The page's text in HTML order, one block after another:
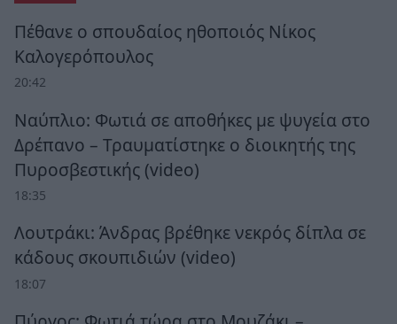
Πέθανε ο σπουδαίος ηθοποιός Νίκος
Καλογερόπουλος
20:42
Ναύπλιο: Φωτιά σε αποθήκες με ψυγεία στο
Δρέπανο – Τραυματίστηκε ο διοικητής της
Πυροσβεστικής (video)
18:35
Λουτράκι: Άνδρας βρέθηκε νεκρός δίπλα σε
κάδους σκουπιδιών (video)
18:07